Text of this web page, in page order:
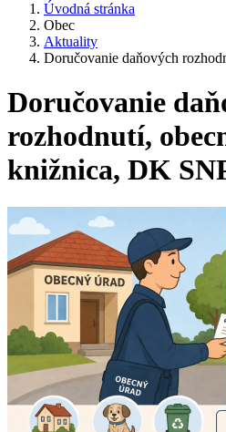
Úvodná stránka
Obec
Aktuality
Doručovanie daňových
Doručovanie
rozhodnutí,
knižnica, DK